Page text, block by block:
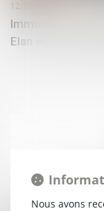
Immobilier : les
Elan et des
12/09/2018
11/07/2018
Nous avons